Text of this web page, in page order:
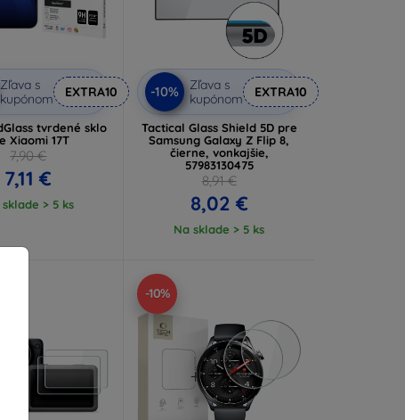
Zľava s
kupónom
EXTRA10
tvrdené sklo
Xiaomi 17T
7,90 €
7,11 €
sklade > 5 ks
-10%
Zľava s
kupónom
EXTRA10
Tactical Glass Shield 5D pre
Samsung Galaxy Z Flip 8,
čierne, vonkajšie,
57983130475
8,91 €
8,02 €
Na sklade > 5 ks
-10%